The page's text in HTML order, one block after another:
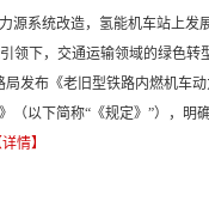
源系统改造，氢能机车站上发
领下，交通运输领域的绿色转
局发布《老旧型铁路内燃机车
（以下简称“《规定》”），明
详情】